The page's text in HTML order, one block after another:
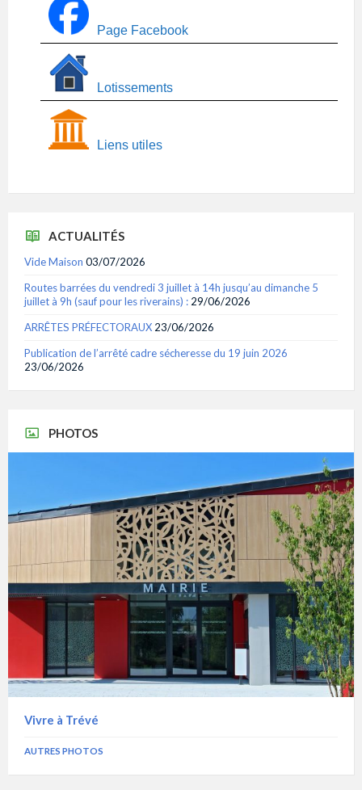
Page Facebook
Lotissements
Liens utiles
ACTUALITÉS
Vide Maison 03/07/2026
Routes barrées du vendredi 3 juillet à 14h jusqu’au dimanche 5
juillet à 9h (sauf pour les riverains) : 29/06/2026
ARRÊTES PRÉFECTORAUX 23/06/2026
Publication de l’arrêté cadre sécheresse du 19 juin 2026
23/06/2026
PHOTOS
Vivre à Trévé
AUTRES PHOTOS